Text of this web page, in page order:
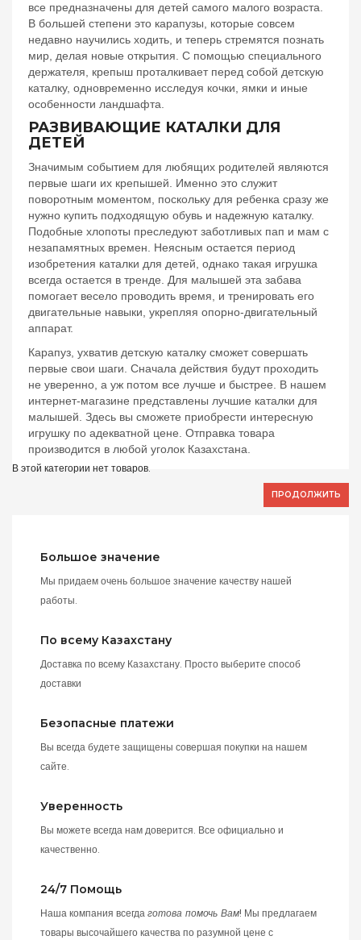
все предназначены для детей самого малого возраста.
В большей степени это карапузы, которые совсем
недавно научились ходить, и теперь стремятся познать
мир, делая новые открытия. С помощью специального
держателя, крепыш проталкивает перед собой детскую
каталку, одновременно исследуя кочки, ямки и иные
особенности ландшафта.
РАЗВИВАЮЩИЕ КАТАЛКИ ДЛЯ
ДЕТЕЙ
Значимым событием для любящих родителей являются
первые шаги их крепышей. Именно это служит
поворотным моментом, поскольку для ребенка сразу же
нужно купить подходящую обувь и надежную каталку.
Подобные хлопоты преследуют заботливых пап и мам с
незапамятных времен. Неясным остается период
изобретения каталки для детей, однако такая игрушка
всегда остается в тренде. Для малышей эта забава
помогает весело проводить время, и тренировать его
двигательные навыки, укрепляя опорно-двигательный
аппарат.
Карапуз, ухватив детскую каталку сможет совершать
первые свои шаги. Сначала действия будут проходить
не уверенно, а уж потом все лучше и быстрее. В нашем
интернет-магазине представлены лучшие каталки для
малышей. Здесь вы сможете приобрести интересную
игрушку по адекватной цене. Отправка товара
производится в любой уголок Казахстана.
В этой категории нет товаров.
ПРОДОЛЖИТЬ
Большое значение
Мы придаем очень большое значение качеству нашей
работы.
По всему Казахстану
Доставка по всему Казахстану. Просто выберите способ
доставки
Безопасные платежи
Вы всегда будете защищены совершая покупки на нашем
сайте.
Уверенность
Вы можете всегда нам доверится. Все официально и
качественно.
24/7 Помощь
Наша компания всегдаготова помочь Вам! Мы предлагаем
товары высочайшего качества по разумной цене с